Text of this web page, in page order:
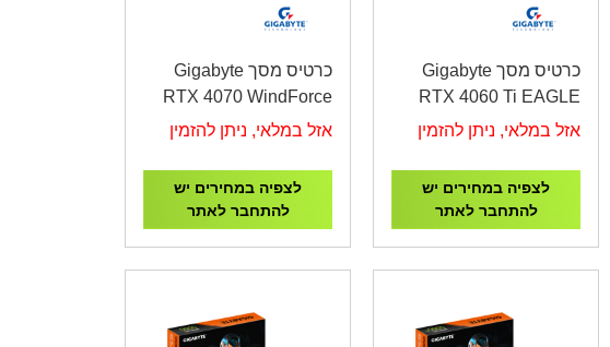
כרטיס מסך Gigabyte
RTX 4060 Ti EAGLE
OC 8GB
אזל במלאי, ניתן להזמין
לצפיה במחירים יש
להתחבר לאתר
כרטיס מסך Gigabyte
RTX 4070 WindForce
OC 12GB
אזל במלאי, ניתן להזמין
לצפיה במחירים יש
להתחבר לאתר